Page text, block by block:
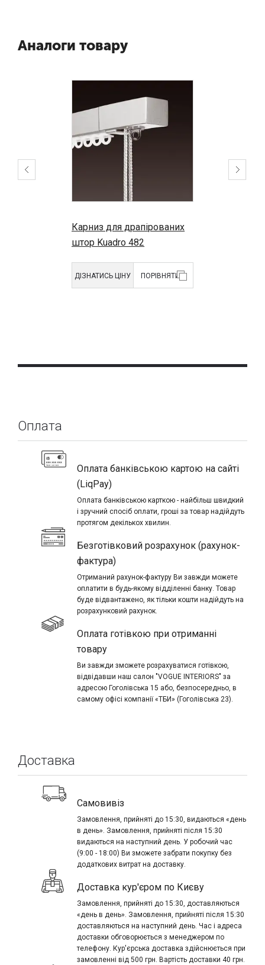
Аналоги товару
Карниз для драпірованих
штор Kuadro 482
ДІЗНАТИСЬ ЦІНУ ПОРІВНЯТИ
Оплата
Оплата банківською картою на сайті
(LiqPay)
Оплата банківською карткою - найбільш швидкий
і зручний спосіб оплати, гроші за товар надійдуть
протягом декількох хвилин.
Безготівковий розрахунок (рахунок-
фактура)
Отриманий рахунок-фактуру Ви завжди можете
оплатити в будь-якому відділенні банку. Товар
буде відвантажено, як тільки кошти надійдуть на
розрахунковий рахунок.
Оплата готівкою при отриманні
товару
Ви завжди зможете розрахуватися готівкою,
відвідавши наш салон "VOGUE INTERIORS" за
адресою Гоголівська 15 або, безпосередньо, в
самому офісі компанії «ТБИ» (Гоголівська 23).
Доставка
Самовивіз
Замовлення, прийняті до 15:30, видаються «день
в день». Замовлення, прийняті після 15:30
видаються на наступний день. У робочий час
(9:00 - 18:00) Ви зможете забрати покупку без
додаткових витрат на доставку.
Доставка кур'єром по Києву
Замовлення, прийняті до 15:30, доставляються
«день в день». Замовлення, прийняті після 15:30
доставляються на наступний день. Час і адреса
доставки обговорюється з менеджером по
телефону. Кур'єрська доставка здійснюється при
замовленні від 500 грн. Вартість доставки 40 грн.